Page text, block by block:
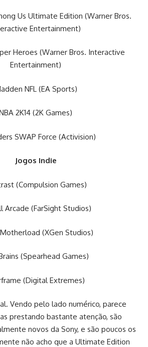
Us Ultimate Edition (Warner Bros.
Entertainment)
Heroes (Warner Bros. Interactive
Entertainment)
NFL (EA Sports)
2K14 (2K Games)
SWAP Force (Activision)
Jogos Indie
(Compulsion Games)
Arcade (FarSight Studios)
(XGen Studios)
(Spearhead Games)
(Digital Extremes)
Vendo pelo lado numérico, parece
prestando bastante atenção, são
novos da Sony, e são poucos os
não acho que a Ultimate Edition